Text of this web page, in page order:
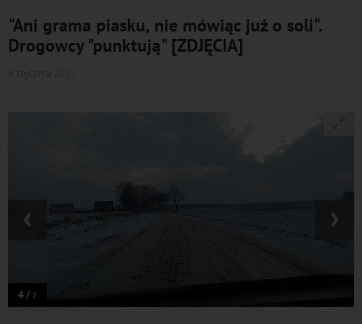
"Ani grama piasku, nie mówiąc już o soli".
Drogowcy "punktują" [ZDJĘCIA]
4 / 7
‹ ›